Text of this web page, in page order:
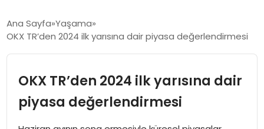
EĞITIM
TEKNOLOJI
Ana Sayfa Yaşama
OKX TR’den 2024 ilk yarısına dair piyasa değerlendirmesi
OKX TR’den 2024 ilk yarısına dair
piyasa değerlendirmesi